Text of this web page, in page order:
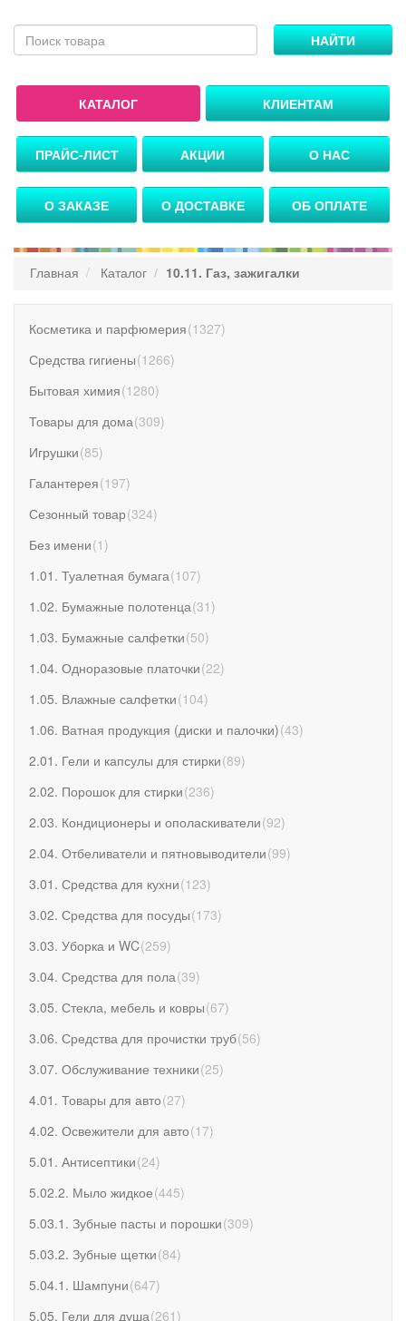
НАЙТИ
КАТАЛОГ КЛИЕНТАМ
ПРАЙС-ЛИСТ АКЦИИ О НАС
О ЗАКАЗЕ О ДОСТАВКЕ ОБ ОПЛАТЕ
Главная Каталог 10.11. Газ, зажигалки
Косметика и парфюмерия(1327)
Средства гигиены(1266)
Бытовая химия(1280)
Товары для дома(309)
Игрушки(85)
Галантерея(197)
Сезонный товар(324)
Без имени(1 )
1.01. Туалетная бумага(107)
1.02. Бумажные полотенца(31 )
1.03. Бумажные салфетки(50)
1.04. Одноразовые платочки(22)
1.05. Влажные салфетки(104)
1.06. Ватная продукция (диски и палочки)(43)
2.01. Гели и капсулы для стирки(89)
2.02. Порошок для стирки(236)
2.03. Кондиционеры и ополаскиватели(92)
2.04. Отбеливатели и пятновыводители(99)
3.01. Средства для кухни(123)
3.02. Средства для посуды(173)
3.03. Уборка и WC(259)
3.04. Средства для пола(39)
3.05. Стекла, мебель и ковры(67)
3.06. Средства для прочистки труб(56)
3.07. Обслуживание техники(25)
4.01. Товары для авто(27)
4.02. Освежители для авто(17)
5.01. Антисептики(24)
5.02.2. Мыло жидкое(445)
5.03.1. Зубные пасты и порошки(309)
5.03.2. Зубные щетки(84)
5.04.1. Шампуни(647)
5.05. Гели для душа(261 )